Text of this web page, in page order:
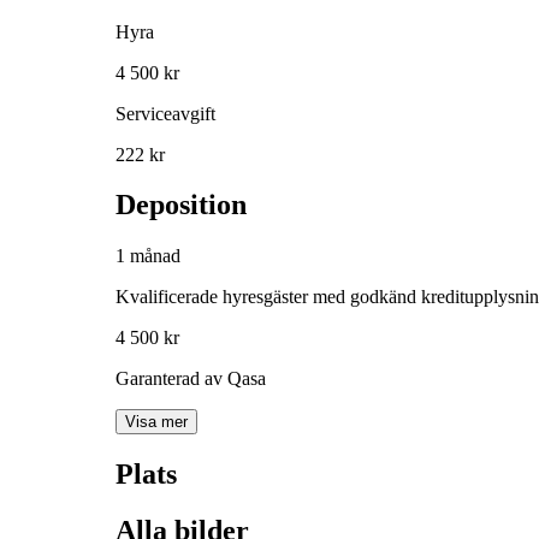
Hyra
4 500 kr
Serviceavgift
222 kr
Deposition
1 månad
Kvalificerade hyresgäster med godkänd
4 500 kr
Garanterad av Qasa
Visa mer
Plats
Alla bilder